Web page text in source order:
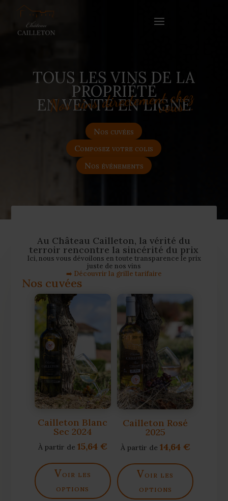
TOUS LES VINS DE LA
PROPRIÉTÉ
EN VENTE EN LIGNE
Nos vins directement chez
vous...
Nos cuvées
Composez votre colis
Nos événements
Au Château Cailleton, la vérité du
terroir rencontre la sincérité du prix
Ici, nous vous dévoilons en toute transparence le prix
juste de nos vins
➡️ Découvrir la grille tarifaire
Nos cuvées
Cailleton Blanc
Sec 2024
À partir de 15,64 €
voir les
options
Cailleton Rosé
2025
À partir de 14,64 €
voir les
options